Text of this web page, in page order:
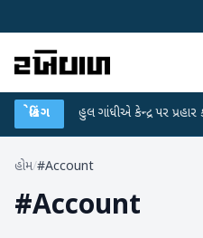
બ્રેકિંગ
પર રાહુલ ગાંધીએ કેન્દ્ર પર પ્રહાર કર્યા
હોમ/#Account
#Account